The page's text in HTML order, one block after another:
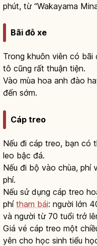
phút, từ “Wakayama
Bãi đỗ xe
Trong khuôn viên có
tô cũng rất thuận tiện.
Vào mùa hoa anh đào
đến sớm.
Cáp treo
Nếu đi cáp treo, bạn có
leo bậc đá.
Nếu đi bộ vào chùa, phí
phí.
Nếu sử dụng cáp treo
phí tham bái: người lớn
và người từ 70 tuổi trở
Giá vé cáp treo một
yên cho học sinh tiểu